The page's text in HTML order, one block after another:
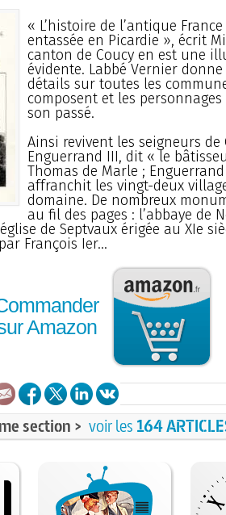
« L’histoire de l’antique
entassée en Picardie », écrit
canton de Coucy en est une
évidente. Labbé Vernier
détails sur toutes les
composent et les
son passé.
Ainsi revivent les seigneurs de
Enguerrand III, dit « le
Thomas de Marle ;
affranchit les vingt-deux
domaine. De nombreux
au fil des pages : l’abbaye de
de Septvaux érigée au XIe
François Ier...
Amazon
section > voir les 164